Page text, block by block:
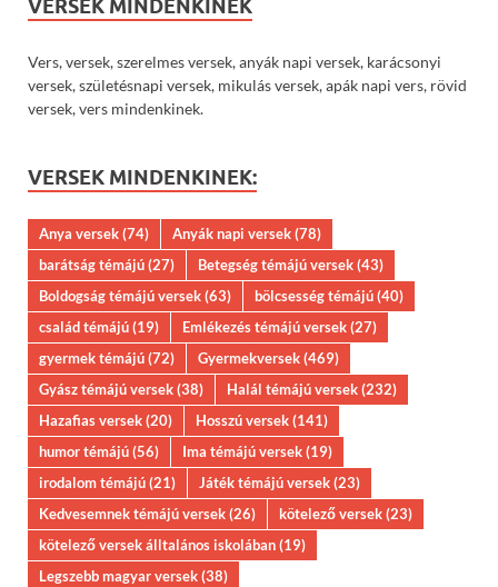
VERSEK MINDENKINEK
Vers, versek, szerelmes versek, anyák napi versek, karácsonyi
versek, születésnapi versek, mikulás versek, apák napi vers, rövid
versek, vers mindenkinek.
VERSEK MINDENKINEK:
Anya versek(74) Anyák napi versek(78)
barátság témájú(27) Betegség témájú versek(43)
Boldogság témájú versek(63) bölcsesség témájú(40)
család témájú(19) Emlékezés témájú versek(27)
gyermek témájú(72) Gyermekversek(469)
Gyász témájú versek(38) Halál témájú versek(232)
Hazafias versek(20) Hosszú versek(141)
humor témájú(56) Ima témájú versek(19)
irodalom témájú(21) Játék témájú versek(23)
Kedvesemnek témájú versek(26) kötelező versek(23)
kötelező versek álltalános iskolában(19)
Legszebb magyar versek(38)